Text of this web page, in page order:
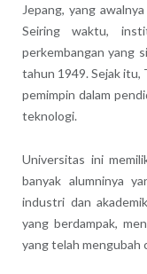
Jepang, yang
Seiring waktu,
perkembangan yang
tahun 1949. Sejak itu,
pemimpin dalam
teknologi.
Universitas ini
banyak alumninya
industri dan
yang berdampak,
yang telah mengubah